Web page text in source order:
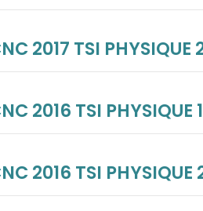
2017 TSI PHYSIQUE
2016 TSI PHYSIQUE 1
2016 TSI PHYSIQUE